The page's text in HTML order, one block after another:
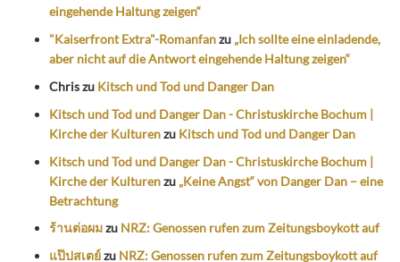
eingehende Haltung zeigen“
"Kaiserfront Extra"-Romanfanzu „Ich sollte eine einladende,
aber nicht auf die Antwort eingehende Haltung zeigen“
Chriszu Kitsch und Tod und Danger Dan
Kitsch und Tod und Danger Dan - Christuskirche Bochum |
Kirche der Kulturenzu Kitsch und Tod und Danger Dan
Kitsch und Tod und Danger Dan - Christuskirche Bochum |
Kirche der Kulturenzu „Keine Angst“ von Danger Dan – eine
Betrachtung
ร้านต่อผมzu NRZ: Genossen rufen zum Zeitungsboykott auf
แป๊ปสเตย์zu NRZ: Genossen rufen zum Zeitungsboykott auf